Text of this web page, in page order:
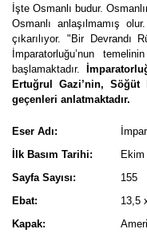
İşte Osmanlı budur.
Osmanlı anlaşılmamış
çıkarılıyor. "Bir Devrandı
İmparatorluğu’nun
başlamaktadır.
Ertuğrul Gazi’nin, Söğüt
geçenleri anlatmaktadır.
Eser Adı:
İlk Basım Tarihi:
Ekim
Sayfa Sayısı:
155
Ebat:
13,5
Kapak: